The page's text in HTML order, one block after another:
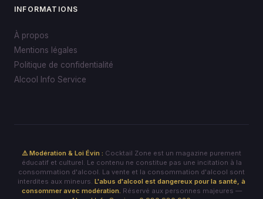
INFORMATIONS
À propos
Mentions légales
Politique de confidentialité
Alcool Info Service
⚠️ Modération & Loi Évin : Cocktail Zone est un magazine purement
éducatif et culturel. Le contenu ne constitue pas une incitation à la
consommation d'alcool. La vente et la consommation d'alcool sont
interdites aux mineurs. L'abus d'alcool est dangereux pour la santé, à
consommer avec modération. Réservé aux personnes majeures —